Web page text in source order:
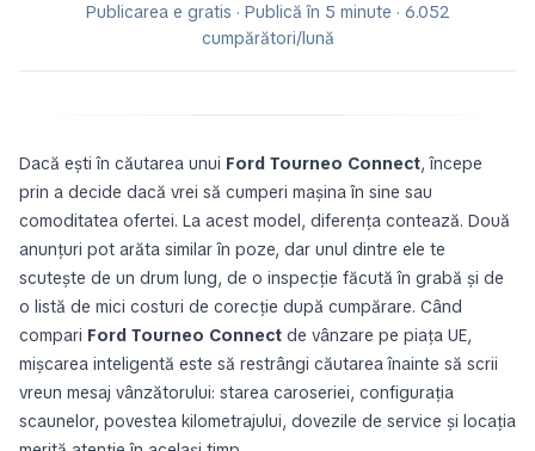
Publicarea e gratis · Publică în 5 minute · 6.052
cumpărători/lună
Dacă ești în căutarea unui Ford Tourneo Connect, începe
prin a decide dacă vrei să cumperi mașina în sine sau
comoditatea ofertei. La acest model, diferența contează. Două
anunțuri pot arăta similar în poze, dar unul dintre ele te
scutește de un drum lung, de o inspecție făcută în grabă și de
o listă de mici costuri de corecție după cumpărare. Când
compari Ford Tourneo Connect de vânzare pe piața UE,
mișcarea inteligentă este să restrângi căutarea înainte să scrii
vreun mesaj vânzătorului: starea caroseriei, configurația
scaunelor, povestea kilometrajului, dovezile de service și locația